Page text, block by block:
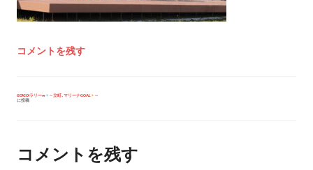
コメントを残す
投
シ
ョ
GO!GO!ラリー ～立町､マリーナGOAL
～
に投稿
コメントを残す